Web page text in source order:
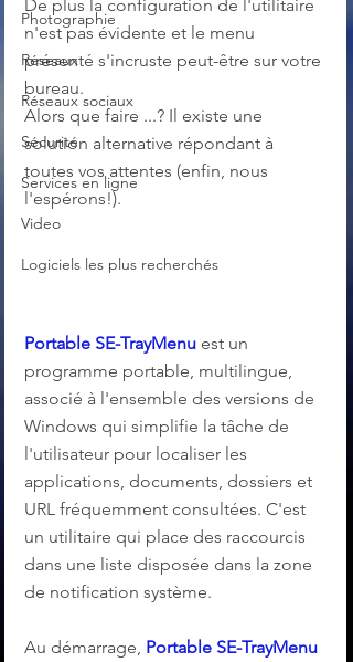
Photographie
Réseaux
Réseaux sociaux
Sécurité
Services en ligne
Video
Logiciels les plus recherchés
De plus la configuration de l'utilitaire
n'est pas évidente et le menu
présenté s'incruste peut-être sur votre
bureau.
Alors que faire ...? Il existe une
solution alternative répondant à
toutes vos attentes (enfin, nous
l'espérons!).
Portable SE-TrayMenu est un
programme portable, multilingue,
associé à l'ensemble des versions de
Windows qui simplifie la tâche de
l'utilisateur pour localiser les
applications, documents, dossiers et
URL fréquemment consultées. C'est
un utilitaire qui place des raccourcis
dans une liste disposée dans la zone
de notification système.
Au démarrage, Portable SE-TrayMenu